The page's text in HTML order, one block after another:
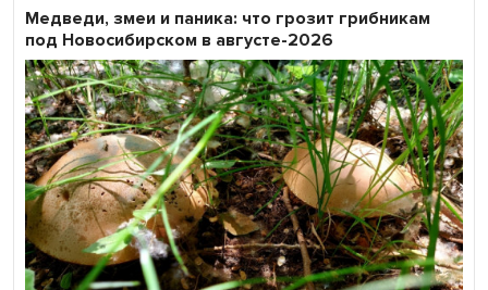
Медведи, змеи и паника: что грозит грибникам
под Новосибирском в августе-2026